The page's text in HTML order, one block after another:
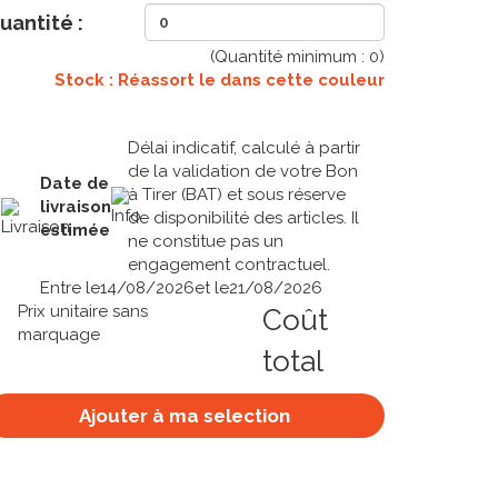
:
(Quantité minimum : 0)
Stock : Réassort le dans cette couleur
Date de
livraison
estimée
Délai indicatif, calculé à partir
de la validation de votre Bon
à Tirer (BAT) et sous réserve
de disponibilité des articles. Il
ne constitue pas un
engagement contractuel.
Entre le14/08/2026et le21/08/2026
Prix unitaire sans
marquage
Coût
total
Ajouter à ma selection